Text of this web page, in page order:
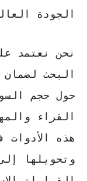
الجودة
نحن نعتمد
البحث لضمان
حول حجم
القراء
هذه الأدوات
وتحويلها